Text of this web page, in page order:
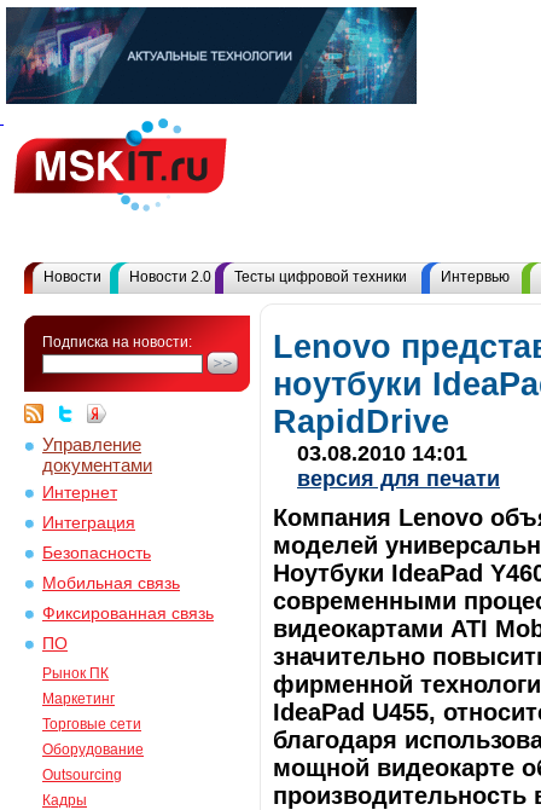
Новости Новости 2.0 Тесты цифровой техники Интервью
Подписка на новости:
Управление
документами
Интернет
Интеграция
Безопасность
Мобильная связь
Фиксированная связь
ПО
Рынок ПК
Маркетинг
Торговые сети
Оборудование
Outsourcing
Кадры
Lenovo
ноутбуки
RapidDrive
03.08.2010 14:01
версия для печати
Компания Lenovo
моделей
Ноутбуки IdeaPad
современными
видеокартами ATI
значительно
фирменной
IdeaPad U455,
благодаря
мощной видеокарте
производительность